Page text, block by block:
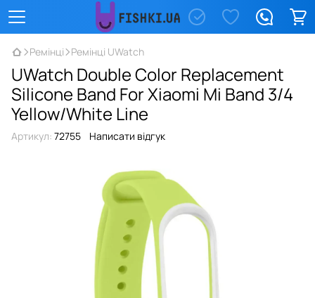
Ремінці Ремінці UWatch
UWatch Double Color Replacement
Silicone Band For Xiaomi Mi Band 3/4
Yellow/White Line
Артикул: 72755 Написати відгук